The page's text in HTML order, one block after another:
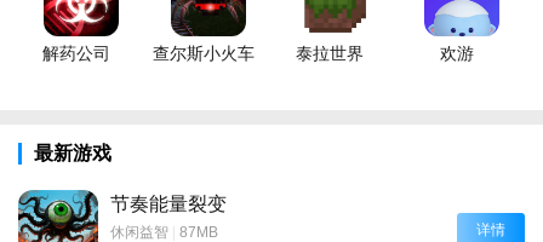
解药公司 查尔斯小火车 泰拉世界 欢游
最新游戏
节奏能量裂变
休闲益智 | 87MB
详情